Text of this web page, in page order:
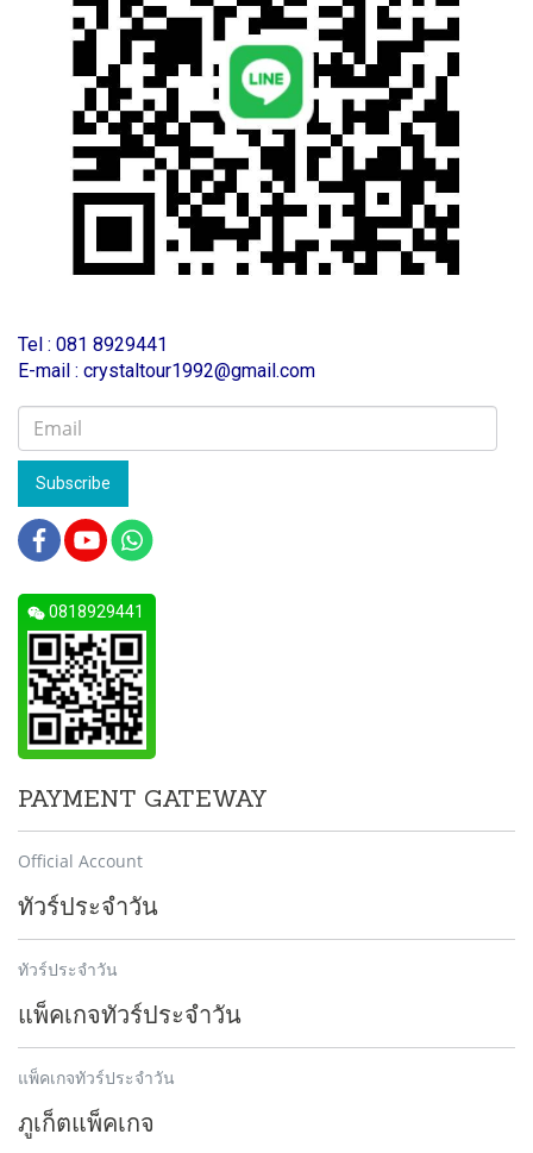
Tel : 081 8929441
E-mail : crystaltour1992@gmail.com
Subscribe
0818929441
PAYMENT GATEWAY
Official Account
ทัวร์ประจำวัน
ทัวร์ประจำวัน
แพ็คเกจทัวร์ประจำวัน
แพ็คเกจทัวร์ประจำวัน
ภูเก็ตแพ็คเกจ